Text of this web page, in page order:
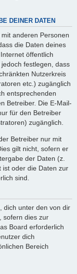
DEINER DATEN
anderen Personen
die Daten deines
öffentlich
festlegen, dass
Nutzerkreis
etc.) zugänglich
entsprechenden
Betreiber. Die E-Mail-
für den Betreiber
zugänglich.
Betreiber nur mit
gilt nicht, sofern er
der Daten (z.
ist oder die Daten zur
sind.
dich unter den von dir
sofern dies zur
Board erforderlich
dich
Bereich